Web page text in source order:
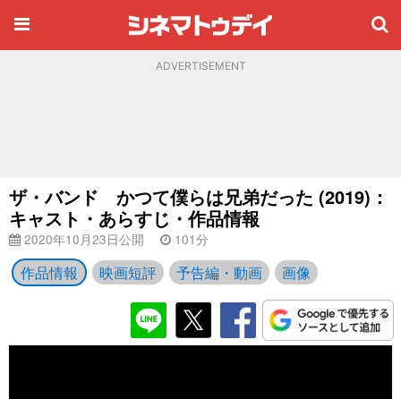
ADVERTISEMENT
ザ・バンド かつて僕らは兄弟だった (2019)：
キャスト・あらすじ・作品情報
2020年10月23日公開 101分
作品情報 映画短評 予告編・動画 画像